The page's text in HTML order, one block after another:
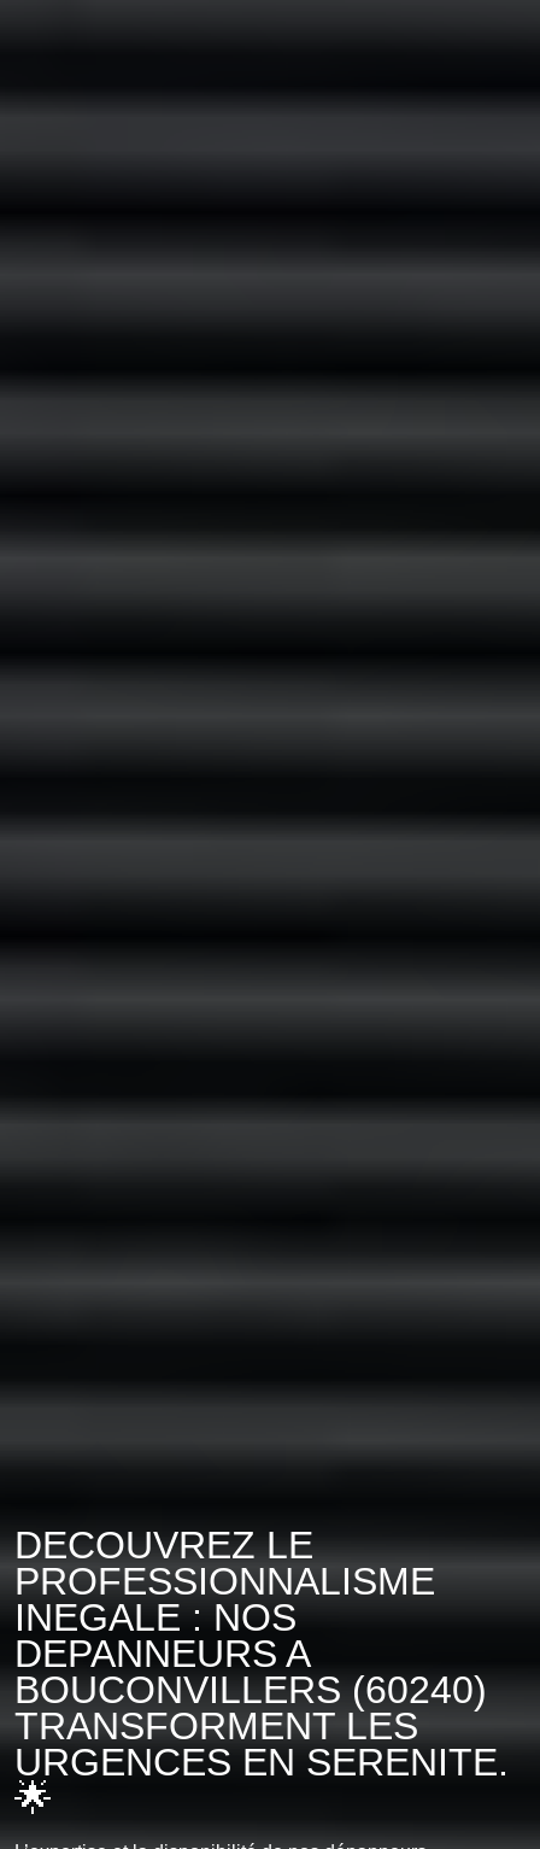
DECOUVREZ LE
PROFESSIONNALISME
INEGALE : NOS
DEPANNEURS A
BOUCONVILLERS (60240)
TRANSFORMENT LES
URGENCES EN SERENITE.
🌟